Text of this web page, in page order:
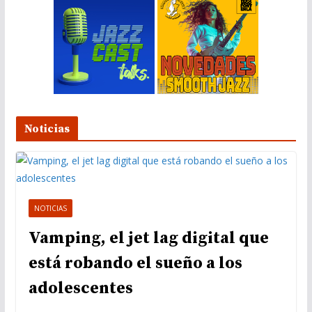
Noticias
NOTICIAS
Vamping, el jet lag digital que
está robando el sueño a los
adolescentes